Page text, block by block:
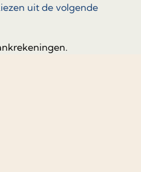
uit de volgende